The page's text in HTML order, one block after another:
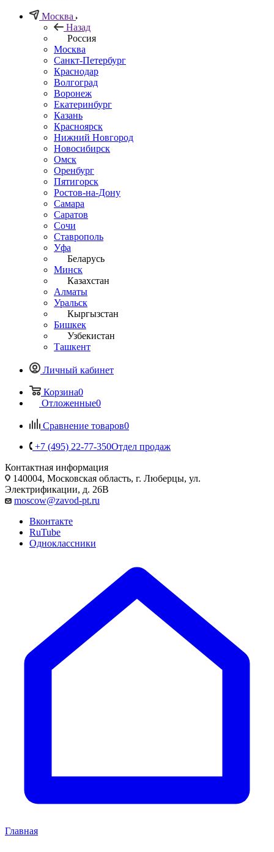
Москва
Назад
Россия
Москва
Санкт-Петербург
Краснодар
Волгоград
Воронеж
Екатеринбург
Казань
Красноярск
Нижний Новгород
Новосибирск
Омск
Оренбург
Пятигорск
Ростов-на-Дону
Самара
Саратов
Сочи
Ставрополь
Уфа
Беларусь
Минск
Казахстан
Алматы
Уральск
Кыргызстан
Бишкек
Узбекистан
Ташкент
Личный кабинет
Корзина0
Отложенные0
Сравнение товаров0
+7 (495) 22-77-350Отдел продаж
Контактная информация
140004, Московская область, г. Люберцы, ул.
Электрификации, д. 26В
moscow@zavod-pt.ru
Вконтакте
RuTube
Одноклассники
Главная